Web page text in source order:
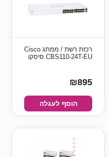
רכזת רשת / ממתג Cisco
CBS110-24T-EU סיסקו
₪895
הוסף לעגלה